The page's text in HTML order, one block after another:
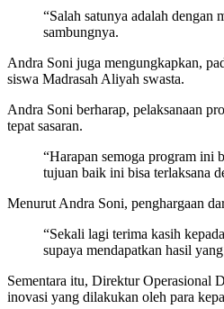
“Salah satunya adalah dengan
sambungnya.
Andra Soni juga mengungkapkan,
siswa Madrasah Aliyah swasta.
Andra Soni berharap, pelaksanaan
tepat sasaran.
“Harapan semoga program ini
tujuan baik ini bisa terlaksana
Menurut Andra Soni, penghargaan
“Sekali lagi terima kasih
supaya mendapatkan hasil
Sementara itu, Direktur Operasional
inovasi yang dilakukan oleh para